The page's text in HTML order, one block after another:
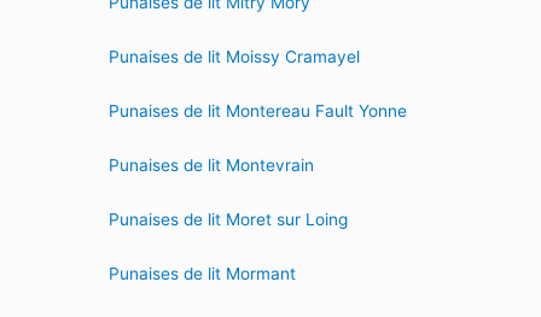
Punaises de lit Moissy Cramayel
Punaises de lit Montereau Fault Yonne
Punaises de lit Montevrain
Punaises de lit Moret sur Loing
Punaises de lit Mormant